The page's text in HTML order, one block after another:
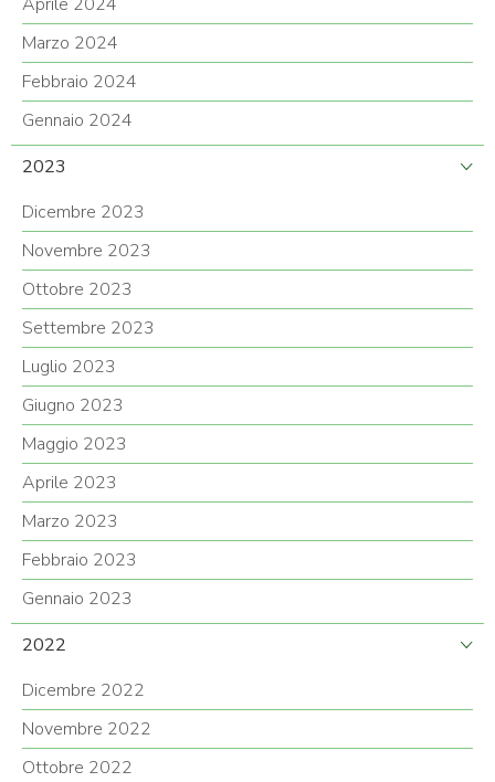
Marzo 2024
Febbraio 2024
Gennaio 2024
2023
Dicembre 2023
Novembre 2023
Ottobre 2023
Settembre 2023
Luglio 2023
Giugno 2023
Maggio 2023
Aprile 2023
Marzo 2023
Febbraio 2023
Gennaio 2023
2022
Dicembre 2022
Novembre 2022
Ottobre 2022